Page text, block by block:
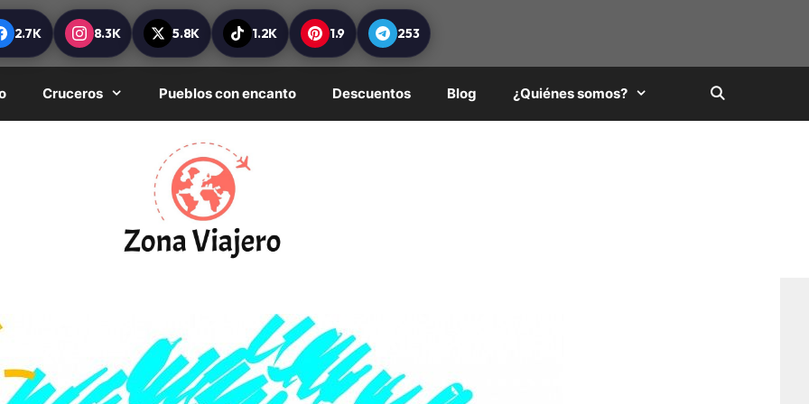
2.7K 8.3K 5.8K 1.2K 1.9 253
Cruceros Pueblos con encanto Descuentos Blog ¿Quiénes somos?